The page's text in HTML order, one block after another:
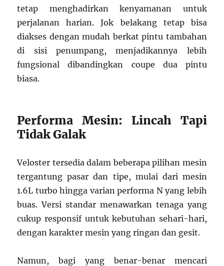
tetap menghadirkan kenyamanan untuk
perjalanan harian. Jok belakang tetap bisa
diakses dengan mudah berkat pintu tambahan
di sisi penumpang, menjadikannya lebih
fungsional dibandingkan coupe dua pintu
biasa.
Performa Mesin: Lincah Tapi
Tidak Galak
Veloster tersedia dalam beberapa pilihan mesin
tergantung pasar dan tipe, mulai dari mesin
1.6L turbo hingga varian performa N yang lebih
buas. Versi standar menawarkan tenaga yang
cukup responsif untuk kebutuhan sehari-hari,
dengan karakter mesin yang ringan dan gesit.
Namun, bagi yang benar-benar mencari